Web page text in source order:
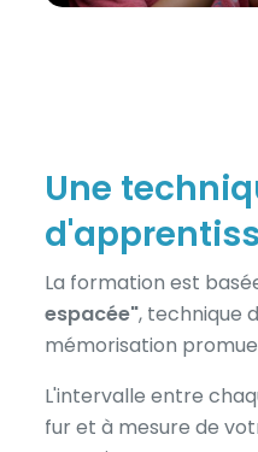
Une
La formation est
espacée", technique
mémorisation
L'intervalle entre
fur et à mesure de